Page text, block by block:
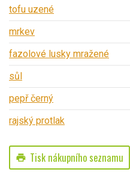
tofu uzené
mrkev
fazolové lusky mražené
sůl
pepř černý
rajský protlak
print Tisk nákupního seznamu